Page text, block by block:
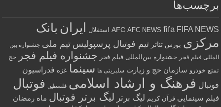
برچسب‌ها
AFC AFC NEWS fifa FIFA NEWS استقلال ایران بانک
مرکزی بورس تئاتر تیم فوتبال پرسپولیس تیم ملی جشنواره بین
المللی فیلم فجر جشنواره بین‌المللی فیلم فجر جشنواره فیلم فجر
حج
تمتع خودرو سازمان حج و زیارت سلبریتی ها سینما غزه فدراسیون
فوتبال فرهنگ و ارشاد اسلامی فلسطین فوتبال
فیلم سینمایی قرآن کریم لیگ برتر لیگ برتر فوتبال ماه رمضان